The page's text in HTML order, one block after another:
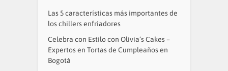
Las 5 características más importantes de
los chillers enfriadores
Celebra con Estilo con Olivia’s Cakes –
Expertos en Tortas de Cumpleaños en
Bogotá